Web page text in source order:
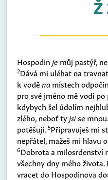
Ž
Hospodin je můj pastýř,
2Dává mi uléhat na
k voděna místech
pro své jméno mě vodí po
kdybych šel údolím
zlého, neboť tyjsise
potěšují. 5Připravuješ mi
nepřátel, mažeš mi hlavu
6Dobrota a milosrdenství
všechny dny mého života.
vracet do Hospodinova